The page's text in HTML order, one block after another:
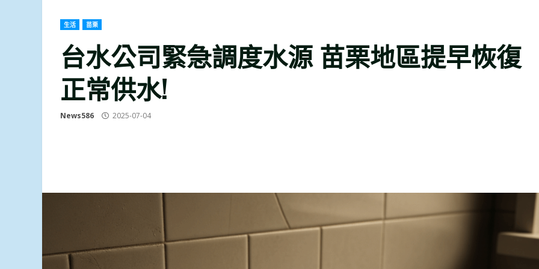
生活 苗栗
台水公司緊急調度水源 苗栗地區提早恢復
正常供水!
News586 2025-07-04